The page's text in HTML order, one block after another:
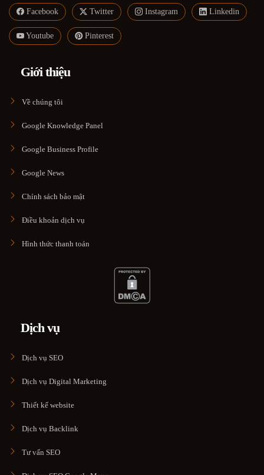
Facebook Twitter Instagram Linkedin
Youtube Pinterest
Giới thiệu
Về chúng tôi
Google Knowledge Panel
Google Business Profile
Google News
Chính sách bảo mật
Điều khoản dịch vụ
Hình thức thanh toán
Dịch vụ
Dịch vụ SEO
Dịch vụ Digital Marketing
Thiết kế website
Dịch vụ Backlink
Tư vấn SEO